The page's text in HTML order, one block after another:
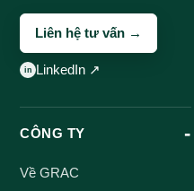
Liên hệ tư vấn →
LinkedIn ↗
CÔNG TY
Về GRAC